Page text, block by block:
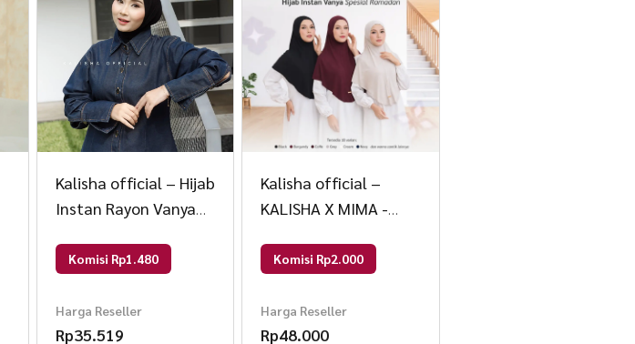
Kalisha official – Hijab
Instan Rayon Vanya
Komisi Rp1.480
Harga Reseller
Rp35.519
Kalisha official –
KALISHA X MIMA -
Rayon Vanya Size L
Komisi Rp2.000
Harga Reseller
Rp48.000